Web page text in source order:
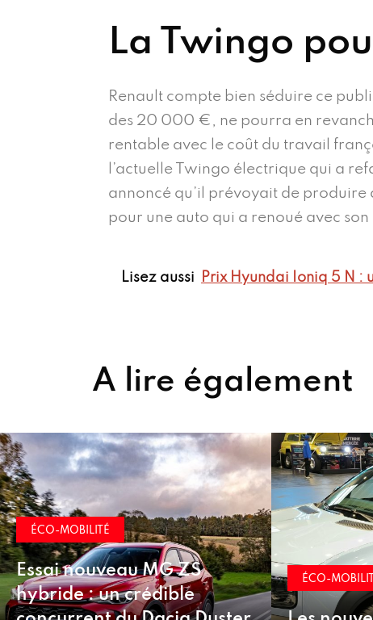
La Twingo
Renault compte bien séduire ce
des 20 000 €, ne pourra en
rentable avec le coût du travail
l’actuelle Twingo électrique qui a
annoncé qu’il prévoyait de
pour une auto qui a renoué avec
Lisez aussi Prix Hyundai Ioniq 5 N :
A lire également
ÉCO-MOBILITÉ
ÉCO-